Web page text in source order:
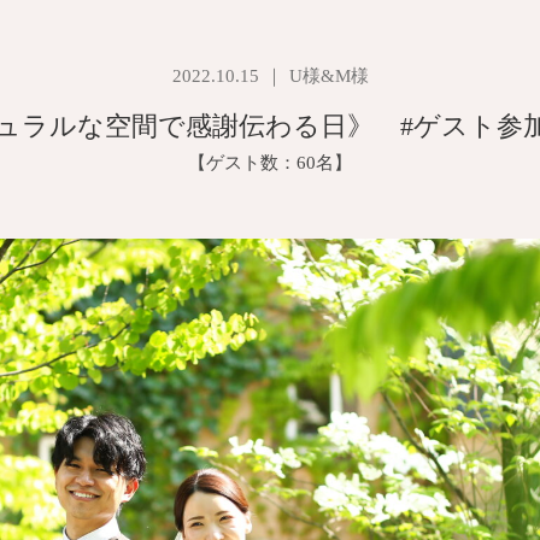
2022.10.15 U様&M様
ラルな空間で感謝伝わる日》 #ゲスト参
【ゲスト数：60名】